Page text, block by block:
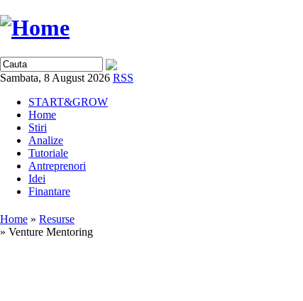
Sambata, 8 August 2026 RSS
START&GROW
Home
Stiri
Analize
Tutoriale
Antreprenori
Idei
Finantare
Home » Resurse
» Venture Mentoring